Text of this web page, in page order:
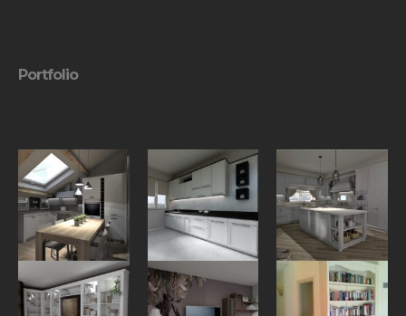
Portfolio